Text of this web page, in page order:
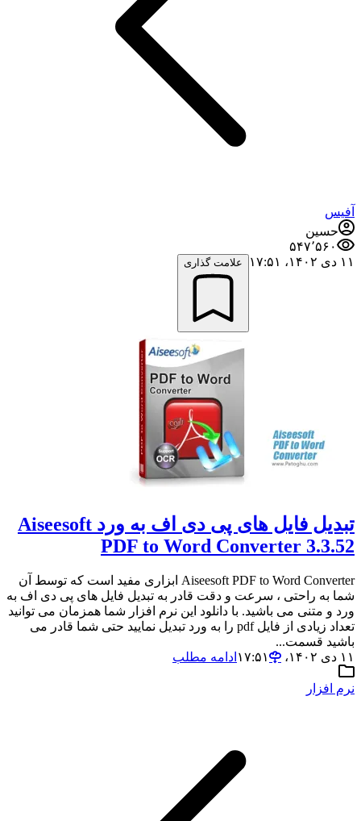
آفیس
حسین
۵۴۷٬۵۶۰
۱۱ دی ۱۴۰۲،‏ ۱۷:۵۱
علامت گذاری
تبدیل فایل های پی دی اف به ورد Aiseesoft
PDF to Word Converter 3.3.52
Aiseesoft PDF to Word Converter ابزاری مفید است که توسط آن
شما به راحتی ، سرعت و دقت قادر به تبدیل فایل های پی دی اف به
ورد و متنی می باشید. با دانلود این نرم افزار شما همزمان می توانید
تعداد زیادی از فایل pdf را به ورد تبدیل نمایید حتی شما قادر می
باشید قسمت...
۱۱ دی ۱۴۰۲،‏ ۱۷:۵۱
ادامه مطلب
نرم افزار